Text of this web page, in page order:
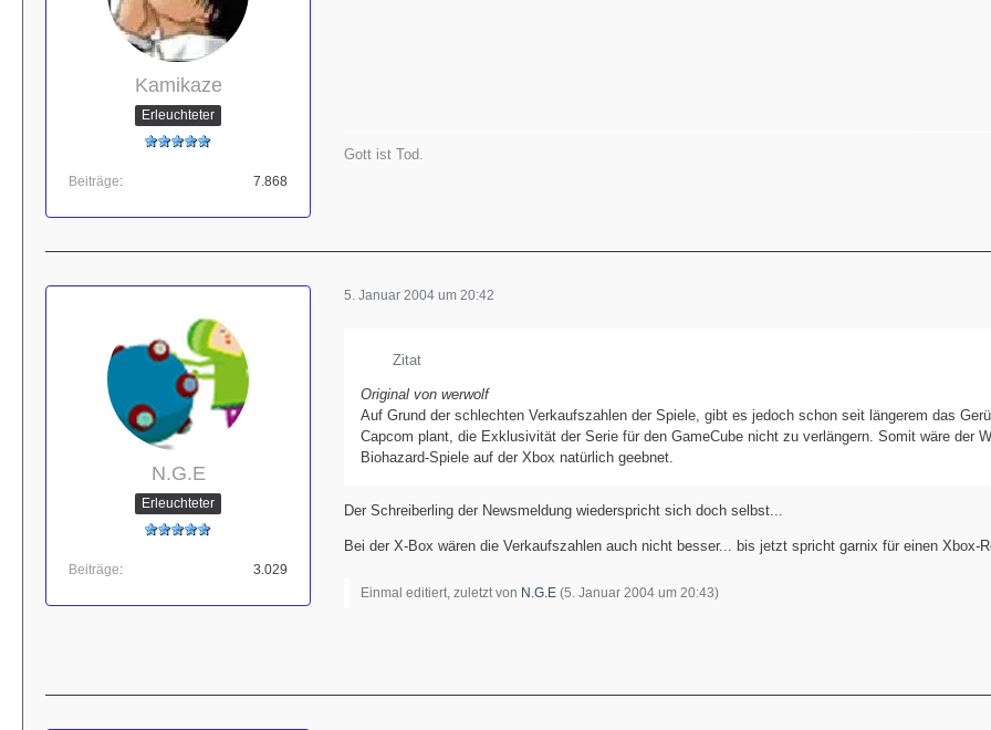
Kamikaze
Erleuchteter
Beiträge 7.868
Gott ist Tod.
N.G.E
Erleuchteter
Beiträge 3.029
5. Januar 2004 um 20:42
Zitat
Original von werwolf
Auf Grund der schlechten Verkaufszahlen der Spiele, gibt es jedoch schon seit längerem das
Capcom plant, die Exklusivität der Serie für den GameCube nicht zu verlängern. Somit wäre der
Biohazard-Spiele auf der Xbox natürlich geebnet.
Der Schreiberling der Newsmeldung wiederspricht sich doch selbst...
Bei der X-Box wären die Verkaufszahlen auch nicht besser... bis jetzt spricht garnix für einen Xbox-
Einmal editiert, zuletzt von N.G.E (5. Januar 2004 um 20:43)